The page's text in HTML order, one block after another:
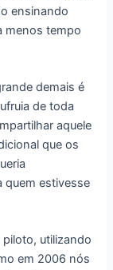
ensinando
menos tempo
demais é
de toda
aquele
que os
quem estivesse
utilizando
em 2006 nós